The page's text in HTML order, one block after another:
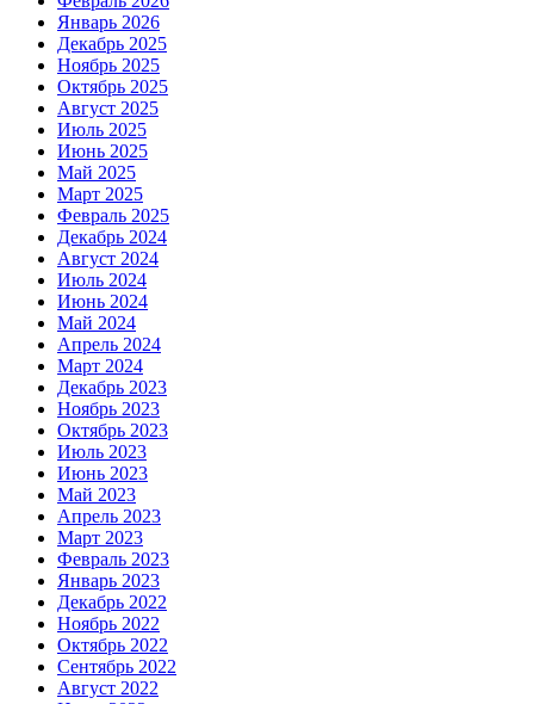
Январь 2026
Декабрь 2025
Ноябрь 2025
Октябрь 2025
Август 2025
Июль 2025
Июнь 2025
Май 2025
Март 2025
Февраль 2025
Декабрь 2024
Август 2024
Июль 2024
Июнь 2024
Май 2024
Апрель 2024
Март 2024
Декабрь 2023
Ноябрь 2023
Октябрь 2023
Июль 2023
Июнь 2023
Май 2023
Апрель 2023
Март 2023
Февраль 2023
Январь 2023
Декабрь 2022
Ноябрь 2022
Октябрь 2022
Сентябрь 2022
Август 2022